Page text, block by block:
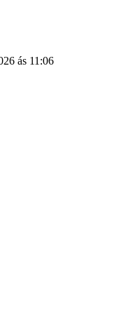
ás 11:06